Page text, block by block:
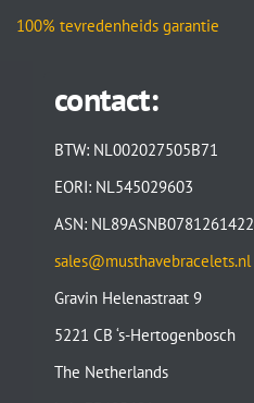
100% tevredenheids garantie
contact:
BTW: NL002027505B71
EORI: NL545029603
ASN: NL89ASNB0781261422
sales@musthavebracelets.nl
Gravin Helenastraat 9
5221 CB ‘s-Hertogenbosch
The Netherlands